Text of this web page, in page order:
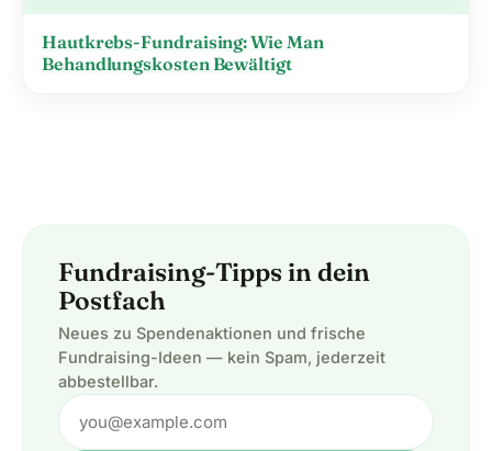
Hautkrebs-Fundraising: Wie Man
Behandlungskosten Bewältigt
Fundraising-Tipps in dein
Postfach
Neues zu Spendenaktionen und frische
Fundraising-Ideen — kein Spam, jederzeit
abbestellbar.